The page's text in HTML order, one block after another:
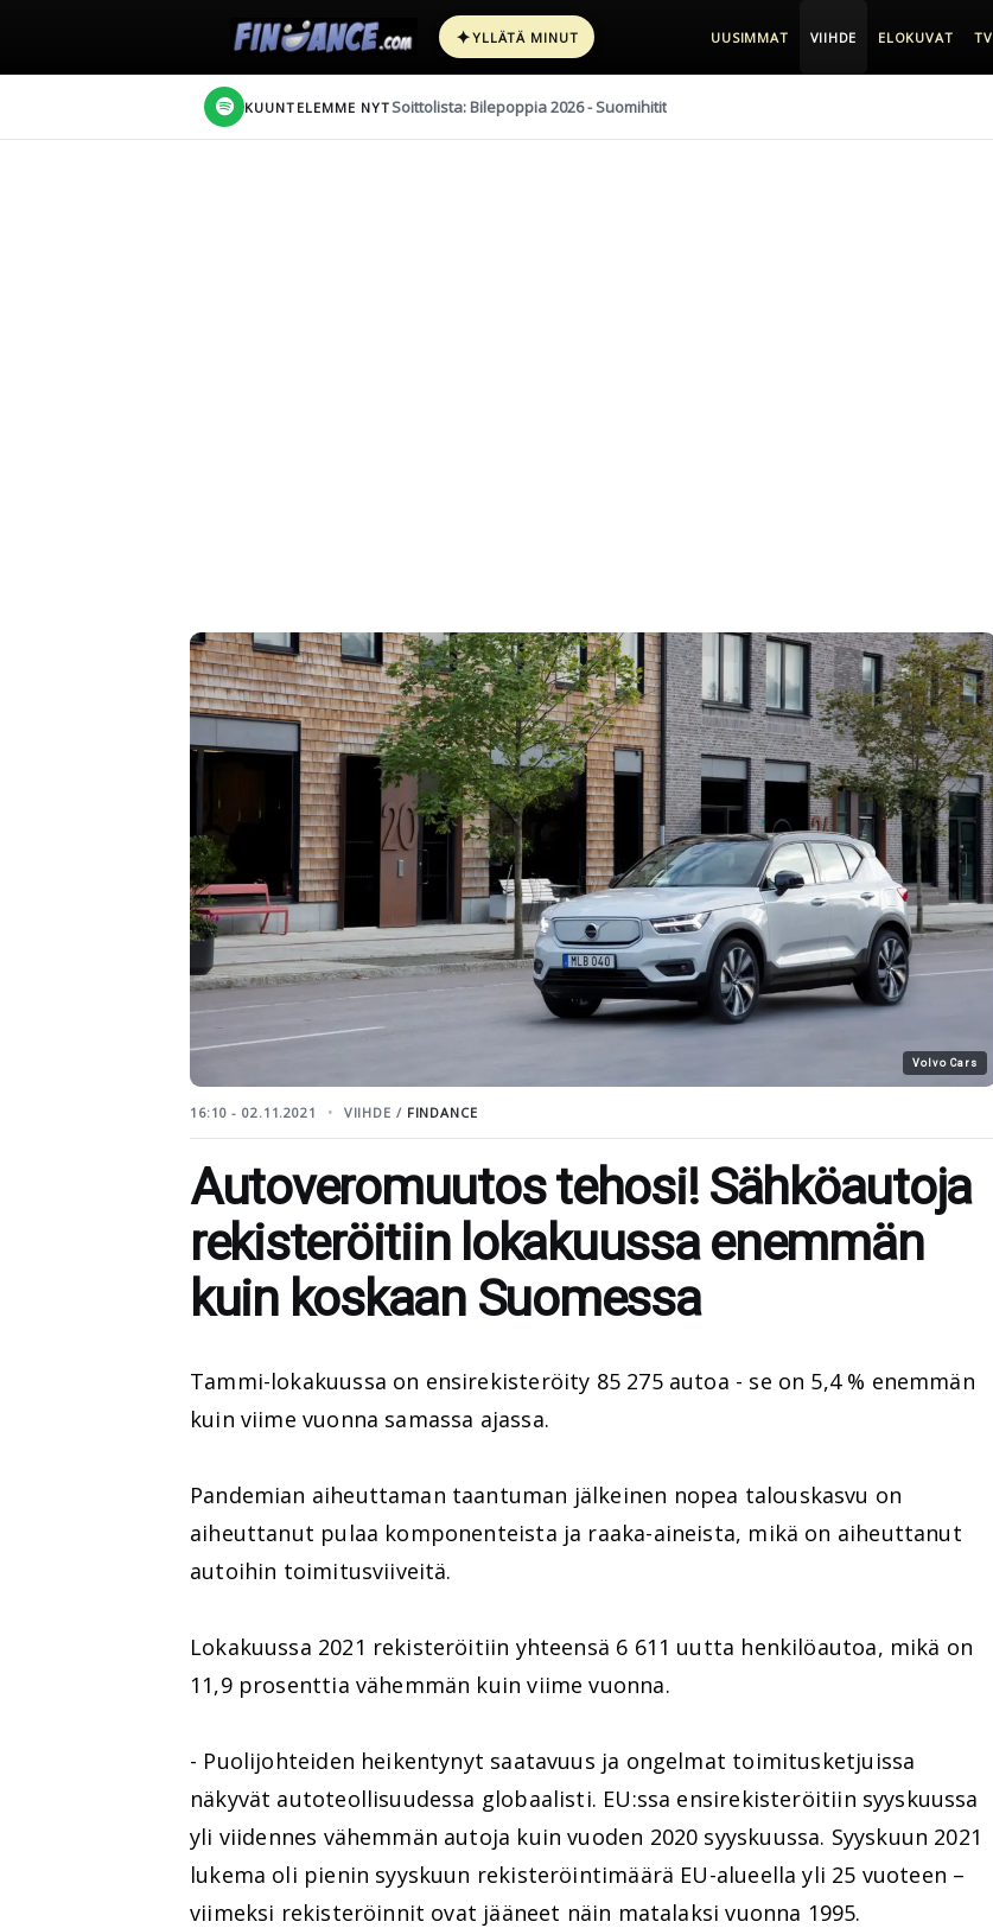
✦YLLÄTÄ MINUT UUSIMMAT VIIHDE ELOKUVAT TV
KUUNTELEMME NYT Soittolista: Bilepoppia 2026 - Suomihitit
Volvo Cars
16:10 - 02.11.2021 VIIHDE / FINDANCE
Autoveromuutos tehosi! Sähköautoja
rekisteröitiin lokakuussa enemmän
kuin koskaan Suomessa
Tammi-lokakuussa on ensirekisteröity 85 275 autoa - se on 5,4 % enemmän
kuin viime vuonna samassa ajassa.
Pandemian aiheuttaman taantuman jälkeinen nopea talouskasvu on
aiheuttanut pulaa komponenteista ja raaka-aineista, mikä on aiheuttanut
autoihin toimitusviiveitä.
Lokakuussa 2021 rekisteröitiin yhteensä 6 611 uutta henkilöautoa, mikä on
11,9 prosenttia vähemmän kuin viime vuonna.
- Puolijohteiden heikentynyt saatavuus ja ongelmat toimitusketjuissa
näkyvät autoteollisuudessa globaalisti. EU:ssa ensirekisteröitiin syyskuussa
yli viidennes vähemmän autoja kuin vuoden 2020 syyskuussa. Syyskuun 2021
lukema oli pienin syyskuun rekisteröintimäärä EU-alueella yli 25 vuoteen –
viimeksi rekisteröinnit ovat jääneet näin matalaksi vuonna 1995.